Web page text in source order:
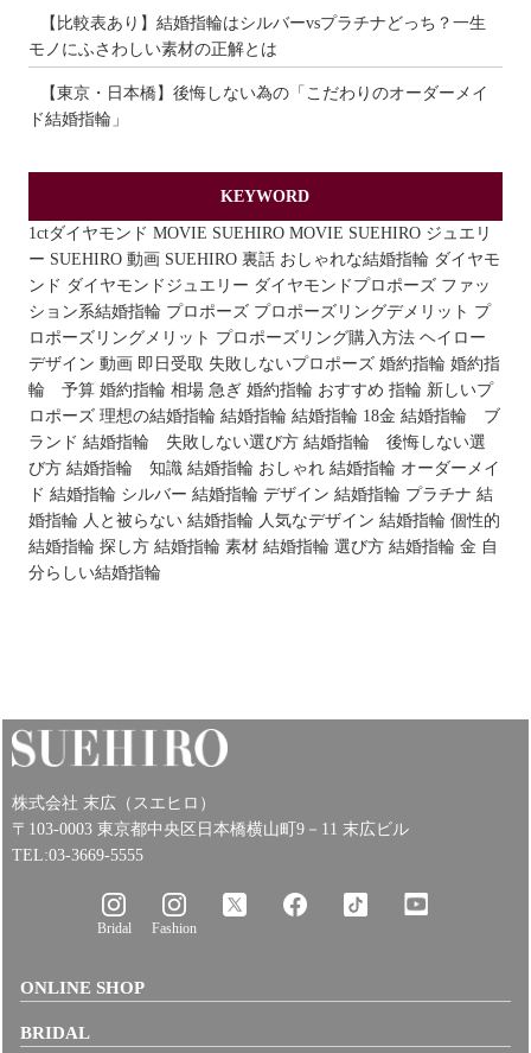
【比較表あり】結婚指輪はシルバーvsプラチナどっち？一生
モノにふさわしい素材の正解とは
【東京・日本橋】後悔しない為の「こだわりのオーダーメイ
ド結婚指輪」
KEYWORD
1ctダイヤモンド MOVIE SUEHIRO MOVIE SUEHIRO ジュエリ
ー SUEHIRO 動画 SUEHIRO 裏話 おしゃれな結婚指輪 ダイヤモ
ンド ダイヤモンドジュエリー ダイヤモンドプロポーズ ファッ
ション系結婚指輪 プロポーズ プロポーズリングデメリット プ
ロポーズリングメリット プロポーズリング購入方法 ヘイロー
デザイン 動画 即日受取 失敗しないプロポーズ 婚約指輪 婚約指
輪 予算 婚約指輪 相場 急ぎ 婚約指輪 おすすめ 指輪 新しいプ
ロポーズ 理想の結婚指輪 結婚指輪 結婚指輪 18金 結婚指輪 ブ
ランド 結婚指輪 失敗しない選び方 結婚指輪 後悔しない選
び方 結婚指輪 知識 結婚指輪 おしゃれ 結婚指輪 オーダーメイ
ド 結婚指輪 シルバー 結婚指輪 デザイン 結婚指輪 プラチナ 結
婚指輪 人と被らない 結婚指輪 人気なデザイン 結婚指輪 個性的
結婚指輪 探し方 結婚指輪 素材 結婚指輪 選び方 結婚指輪 金 自
分らしい結婚指輪
株式会社 末広（スエヒロ）
〒103-0003 東京都中央区日本橋横山町9－11 末広ビル
TEL:03-3669-5555
Bridal Fashion
ONLINE SHOP
BRIDAL